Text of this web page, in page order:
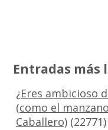
Entradas más
¿Eres ambicioso
(como el
Caballero)(22771)